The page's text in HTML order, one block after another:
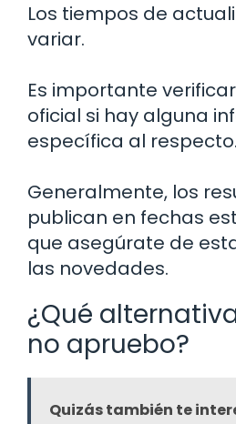
Los tiempos de
variar.
Es importante
oficial si hay alguna
específica al respecto.
Generalmente, los
publican en fechas
que asegúrate de
las novedades.
¿Qué
no apruebo?
Quizás también te